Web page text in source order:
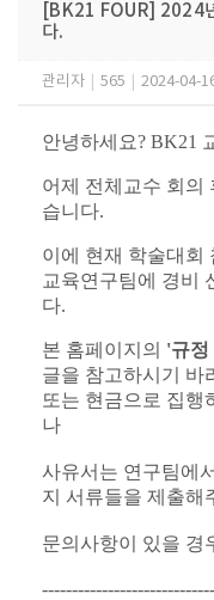
[BK21 FOUR] 2024
다.
관리자 565 2024-04-
안녕하세요? BK21
어제 전체교수 회의
습니다.
이에 현재 학술대회
교육연구팀에 경비
다.
본 홈페이지의 '규정
글을 참고하시기 바
또는 현금으로 집행
나
사유서는 연구팀에
지 서류들을 제출해
문의사항이 있을 경